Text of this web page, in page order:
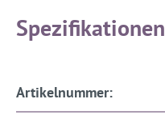
Spezifikationen
Artikelnummer: